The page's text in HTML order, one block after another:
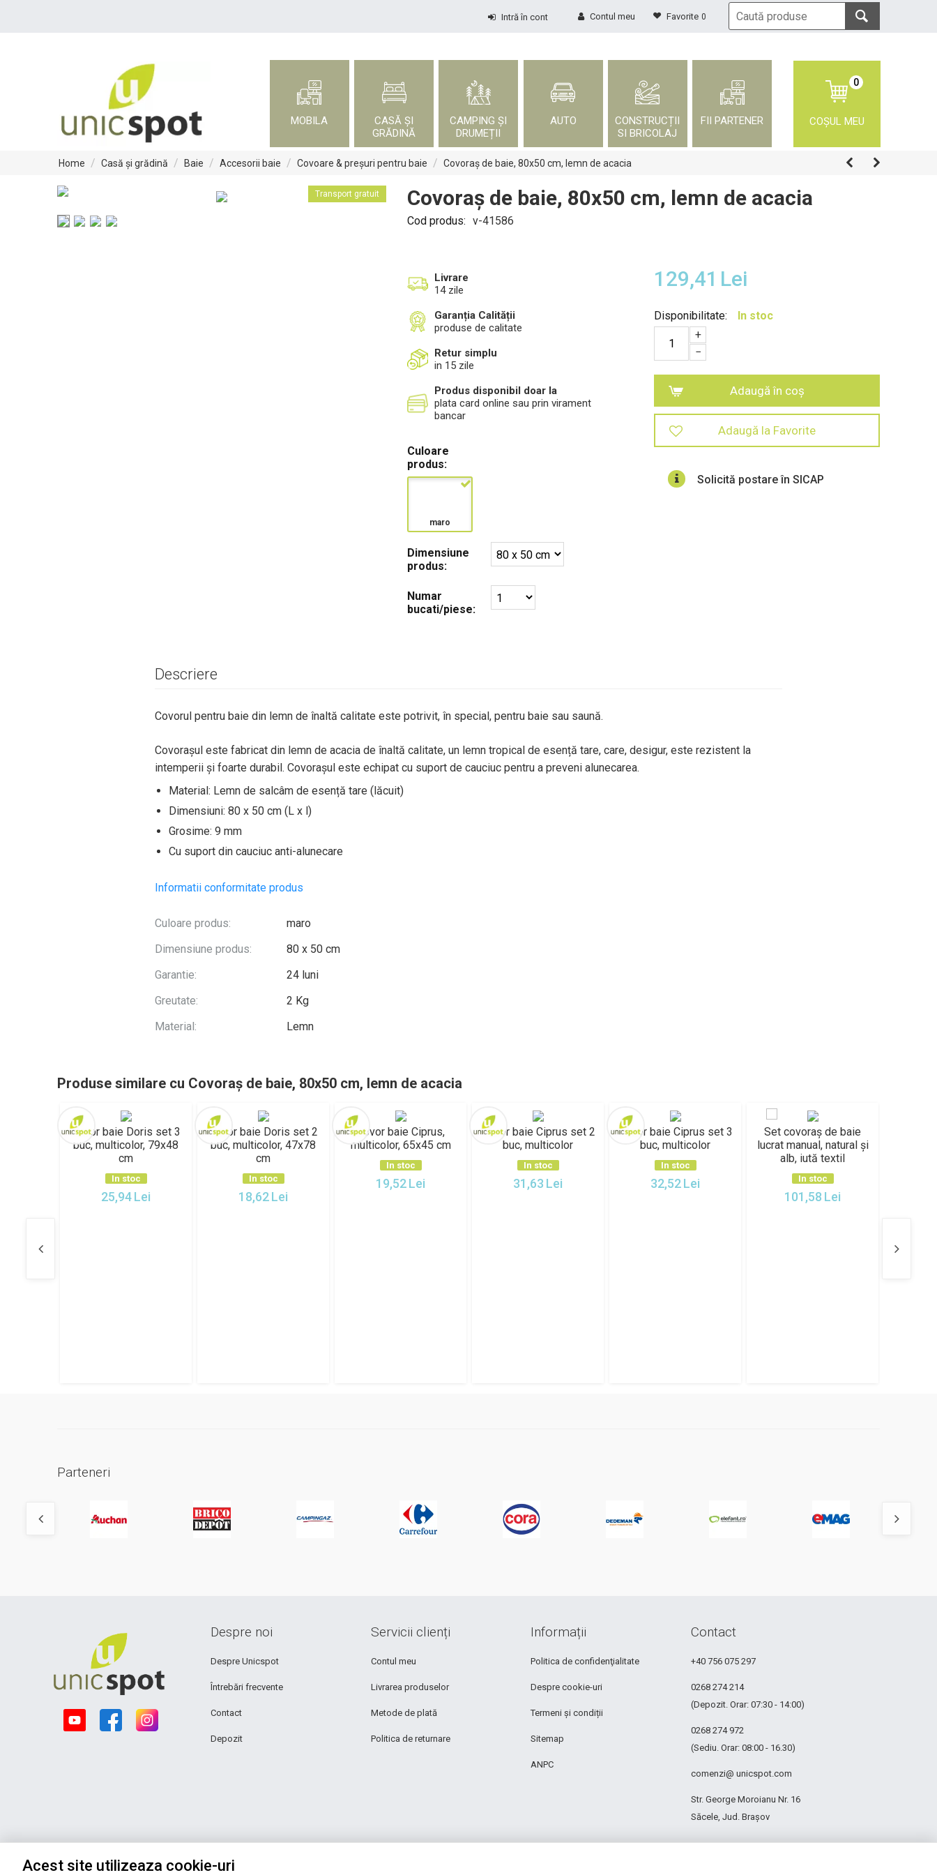
Favorite 0
Contul meu
Intră în cont
MOBILA
CASĂ ȘI
GRĂDINĂ
CAMPING ȘI
DRUMEȚII
AUTO
CONSTRUCȚII
SI BRICOLAJ
FII PARTENER
0
COȘUL MEU
Home / Casă și grădină / Baie / Accesorii baie / Covoare & preșuri pentru baie / Covoraș de baie, 80x50 cm, lemn de acacia
Transport gratuit Covoraș de baie, 80x50 cm, lemn de acacia
Cod produs: v-41586
Livrare
14 zile
Garanția Calității
produse de calitate
Retur simplu
in 15 zile
Produs disponibil doar la
plata card online sau prin virament
bancar
Culoare
produs:
maro
Dimensiune
produs:
Numar
bucati/piese:
129,41 Lei
Disponibilitate:
In stoc
+
−
Adaugă în coș
Adaugă la Favorite
Solicită postare în SICAP
Descriere
Covorul pentru baie din lemn de înaltă calitate este potrivit, în special, pentru baie sau saună.
Covorașul este fabricat din lemn de acacia de înaltă calitate, un lemn tropical de esență tare, care, desigur, este rezistent la
intemperii și foarte durabil. Covorașul este echipat cu suport de cauciuc pentru a preveni alunecarea.
Material: Lemn de salcâm de esență tare (lăcuit)
Dimensiuni: 80 x 50 cm (L x l)
Grosime: 9 mm
Cu suport din cauciuc anti-alunecare
Informatii conformitate produs
Culoare produs:
maro
Dimensiune produs:
80 x 50 cm
Garantie:
24 luni
Greutate:
2 Kg
Material:
Lemn
Produse similare cu Covoraș de baie, 80x50 cm, lemn de acacia
Covor baie Doris set 3
buc, multicolor, 79x48
cm
In stoc
25,94Lei
Covor baie Doris set 2
buc, multicolor, 47x78
cm
In stoc
18,62Lei
Covor baie Ciprus,
multicolor, 65x45 cm
In stoc
19,52Lei
Covor baie Ciprus set 2
buc, multicolor
In stoc
31,63 Lei
Covor baie Ciprus set 3
buc, multicolor
In stoc
32,52Lei
Set covoraș de baie
lucrat manual, natural și
alb, iută textil
In stoc
101,58 Lei
Parteneri
Despre noi
Despre Unicspot
Întrebări frecvente
Contact
Depozit
Servicii clienți
Contul meu
Livrarea produselor
Metode de plată
Politica de returnare
Informații
Politica de confidenţialitate
Despre cookie-uri
Termeni și condiții
Sitemap
ANPC
Contact
+40 756 075 297
0268 274 214
(Depozit. Orar: 07:30 - 14:00)
0268 274 972
(Sediu. Orar: 08:00 - 16.30)
comenzi@ unicspot.com
Str. George Moroianu Nr. 16
Săcele, Jud. Brașov
Acest site utilizeaza cookie-uri